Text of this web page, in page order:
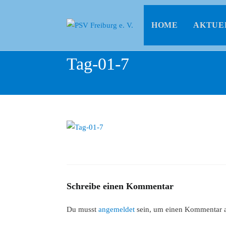
HOME
Tag-01-7
Schreibe einen Kommentar
Du musst angemeldet sein, um einen Kommentar